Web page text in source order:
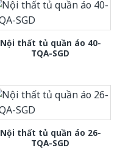
Nội thất tủ quần áo 40-
TQA-SGD
Nội thất tủ quần áo 26-
TQA-SGD